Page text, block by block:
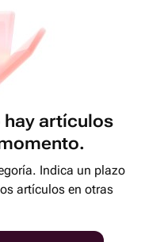
hay artículos
Indica un plazo
artículos en otras